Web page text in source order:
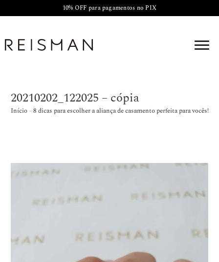
10% OFF para pagamentos no PIX
20210202_122025 – cópia
Início »8 dicas para escolher a aliança de casamento perfeita para vocês!